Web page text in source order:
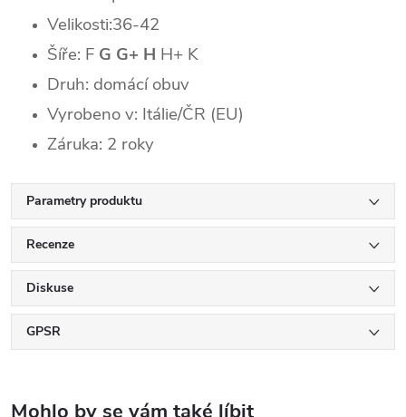
Velikosti:36-42
Šíře: F G G+ H H+ K
Druh: domácí obuv
Vyrobeno v: Itálie/ČR (EU)
Záruka: 2 roky
Parametry produktu
Recenze
Diskuse
GPSR